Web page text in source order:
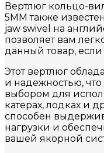
Вертлюг кольцо-
5MM также
jaw swivel на
позволяет вам
данный товар, если
Этот вертлюг
и надежностью,
выбором для
катерах, лодках и
способен
нагрузки и
вашей якорной